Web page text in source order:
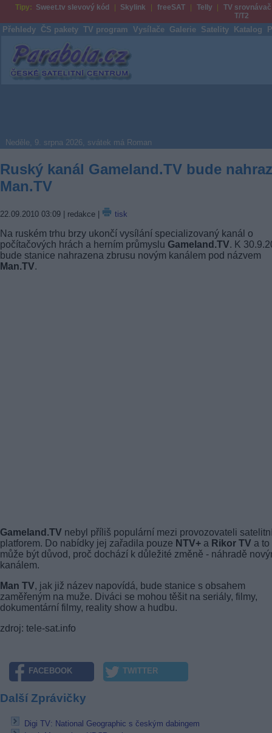
Tipy: Sweet.tv slevový kód Skylink freeSAT Telly
TV srovnávač
T/T2
Přehledy ČS pakety TV program Vysílače Galerie Satelity Katalog
Parabola.cz
Neděle, 9. srpna 2026, svátek má Roman
Ruský kanál Gameland.TV bude
Man.TV
22.09.2010 03:09 | redakce | tisk
Na ruském trhu brzy ukončí vysílání specializovaný kanál o
počítačových hrách a herním průmyslu Gameland.TV. K
bude stanice nahrazena zbrusu novým kanálem pod názvem
Man.TV.
Gameland.TV nebyl příliš populární mezi provozovateli
platforem. Do nabídky jej zařadila pouze NTV+ a Rikor TV a to
může být důvod, proč dochází k důležité změně - náhradě
kanálem.
Man TV, jak již název napovídá, bude stanice s obsahem
zaměřeným na muže. Diváci se mohou těšit na seriály, filmy,
dokumentární filmy, reality show a hudbu.
zdroj: tele-sat.info
FACEBOOK TWITTER
Další Zprávičky
Digi TV: National Geographic s českým dabingem